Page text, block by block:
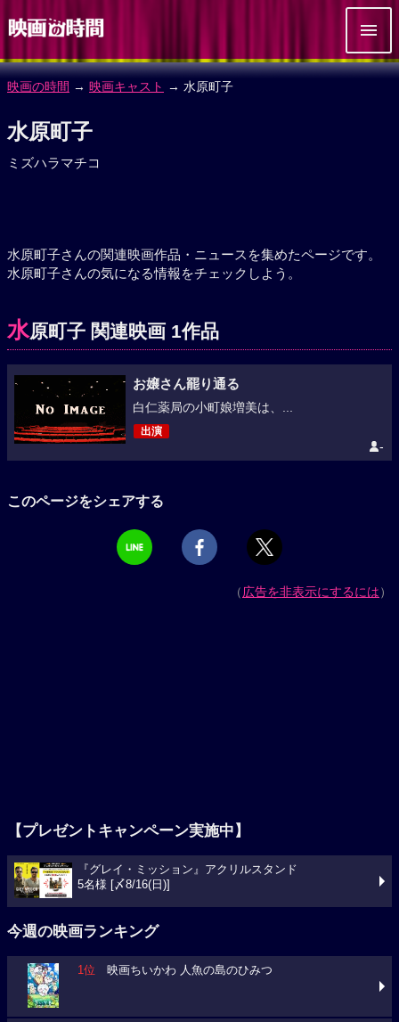
映画の時間 → 映画キャスト → 水原町子
水原町子
ミズハラマチコ
水原町子さんの関連映画作品・ニュースを集めたページです。
水原町子さんの気になる情報をチェックしよう。
水原町子 関連映画 1作品
お嬢さん罷り通る
白仁薬局の小町娘増美は、...
出演
-
このページをシェアする
（広告を非表示にするには）
【プレゼントキャンペーン実施中】
『グレイ・ミッション』アクリルスタンド
5名様 [〆8/16(日)]
今週の映画ランキング
1位 映画ちいかわ 人魚の島のひみつ